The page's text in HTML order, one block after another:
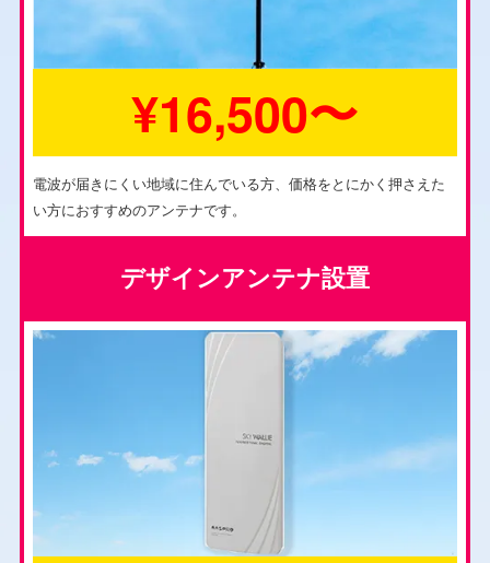
¥16,500〜
電波が届きにくい地域に住んでいる方、価格をとにかく押さえた
い方におすすめのアンテナです。
デザインアンテナ設置